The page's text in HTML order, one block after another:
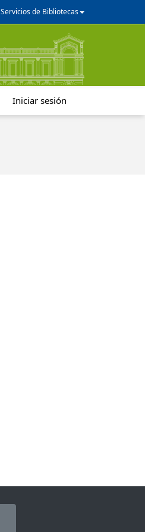
Servicios de Bibliotecas
Iniciar sesión